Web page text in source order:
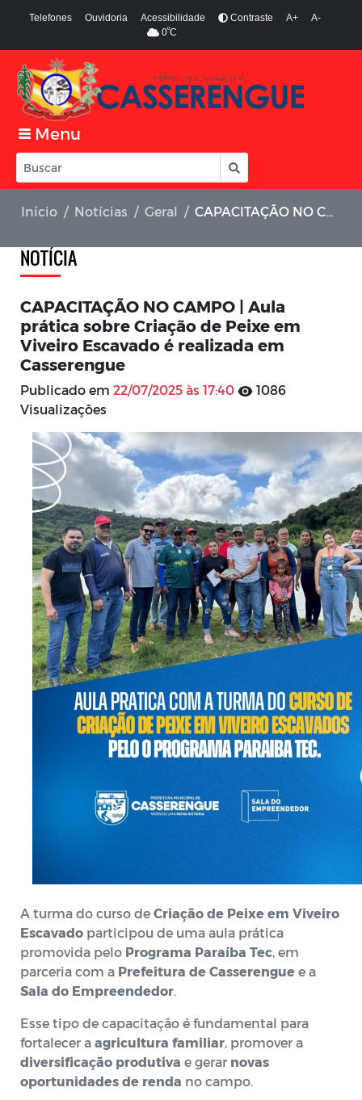
Telefones Ouvidoria Acessibilidade Contraste A+
A-
0ºC
Menu
Início Notícias Geral CAPACITAÇÃO NO CAMPO | Aula prática sobre Criação de Peixe em Viveiro Escavado é realizada em Casserengue
NOTÍCIA
CAPACITAÇÃO NO CAMPO | Aula
prática sobre Criação de Peixe em
Viveiro Escavado é realizada em
Casserengue
Publicado em 22/07/2025 às 17:40
1086
Visualizações
A turma do curso de Criação de Peixe em Viveiro
Escavado participou de uma aula prática
promovida pelo Programa Paraíba Tec, em
parceria com a Prefeitura de Casserengue e a
Sala do Empreendedor.
Esse tipo de capacitação é fundamental para
fortalecer a agricultura familiar, promover a
diversificação produtiva e gerar novas
oportunidades de renda no campo.